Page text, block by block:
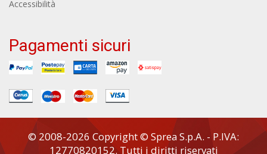
Accessibilità
Pagamenti sicuri
© 2008-2026 Copyright © Sprea S.p.A. - P.IVA:
12770820152. Tutti i diritti riservati